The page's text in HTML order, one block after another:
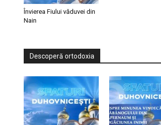
Învierea Fiului văduvei din
Nain
Descoperă ortodoxia